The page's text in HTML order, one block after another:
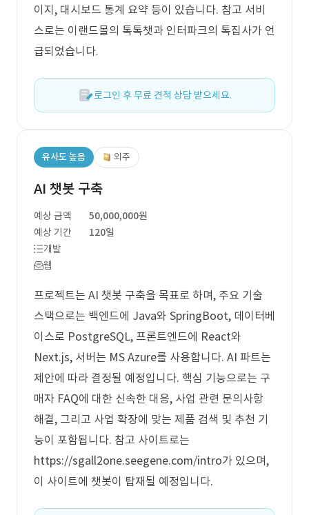
이지, 대시보드 통계 요약 등이 있습니다. 참고 서비
스로는 이랜드몰의 톡톡챗과 인터파크의 톡집사가 언
급되었습니다.
로그인 후 무료 견적 상담 받으세요.
유사도 높음 외주
AI 챗봇 구축
예상 금액
50,000,000원
예상 기간
120일
개발
웹
프로젝트는 AI 챗봇 구축을 목표로 하며, 주요 기술
스택으로는 백엔드에 Java와 SpringBoot, 데이터베
이스로 PostgreSQL, 프론트엔드에 React와
Next.js, 서버는 MS Azure를 사용합니다. AI 파트는
제안에 따라 결정될 예정입니다. 핵심 기능으로는 구
매자 FAQ에 대한 신속한 대응, 사업 관련 문의사항
해결, 그리고 사업 확장에 맞는 제품 검색 및 추천 기
능이 포함됩니다. 참고 사이트로는
https://sgall2one.seegene.com/intro가 있으며,
이 사이트에 챗봇이 탑재될 예정입니다.